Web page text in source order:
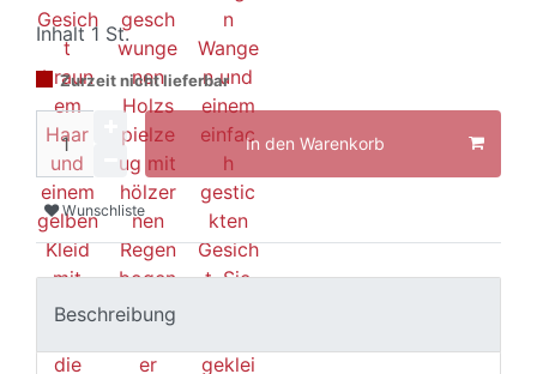
Inhalt1 St.
Zurzeit nicht lieferbar
In den Warenkorb
Wunschliste
Beschreibung